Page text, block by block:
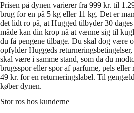
Prisen på dynen varierer fra 999 kr. til
brug for en på 5 kg eller 11 kg. Det er
det lidt ro på, at Hugged tilbyder 30
måde kan din krop nå at vænne sig til
du få pengene tilbage. Du skal dog være
opfylder Huggeds
skal være i samme stand, som da du
brugsspor eller spor af parfume, pels eller
49 kr. for en returneringslabel. Til
køber dynen.
Stor ros hos kunderne